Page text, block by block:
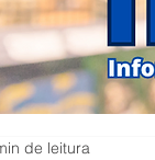
de leitura